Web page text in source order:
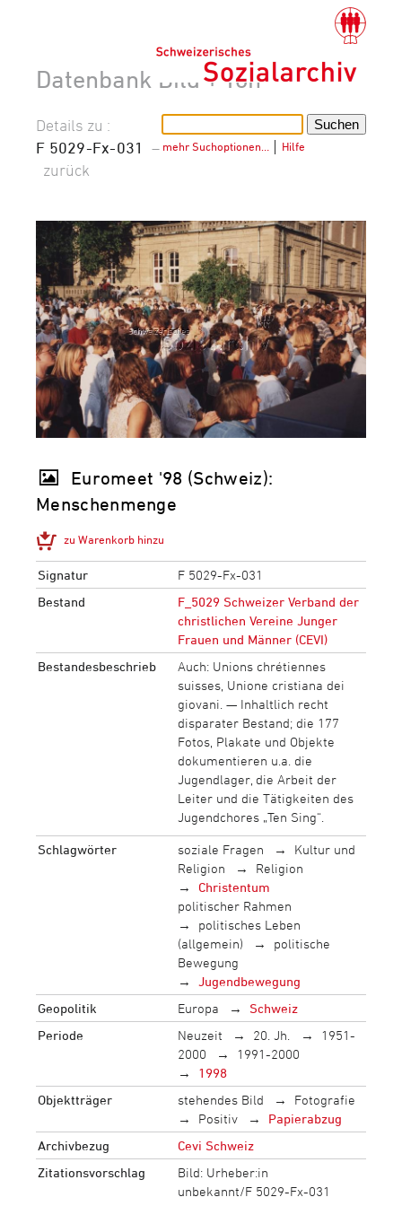
Datenbank Bild + Ton
mehr Suchoptionen… Hilfe
Details zu :
F 5029-Fx-031
–
zurück
Euromeet '98 (Schweiz):
Menschenmenge
zu Warenkorb hinzu
Signatur
F 5029-Fx-031
Bestand
F_5029 Schweizer Verband der
christlichen Vereine Junger
Frauen und Männer (CEVI)
Bestandesbeschrieb
Auch: Unions chrétiennes
suisses, Unione cristiana dei
giovani. — Inhaltlich recht
disparater Bestand; die 177
Fotos, Plakate und Objekte
dokumentieren u.a. die
Jugendlager, die Arbeit der
Leiter und die Tätigkeiten des
Jugendchores „Ten Sing“.
Schlagwörter soziale Fragen
Kultur und
Religion
Religion
Christentum
politischer Rahmen
politisches Leben
(allgemein)
politische
Bewegung
Jugendbewegung
Geopolitik
Europa
Schweiz
Periode
Neuzeit 20. Jh.
1951-
2000
1991-2000
1998
Objektträger
stehendes Bild
Fotografie
Positiv
Papierabzug
Archivbezug
Cevi Schweiz
Zitationsvorschlag
Bild: Urheber:in
unbekannt/F 5029-Fx-031